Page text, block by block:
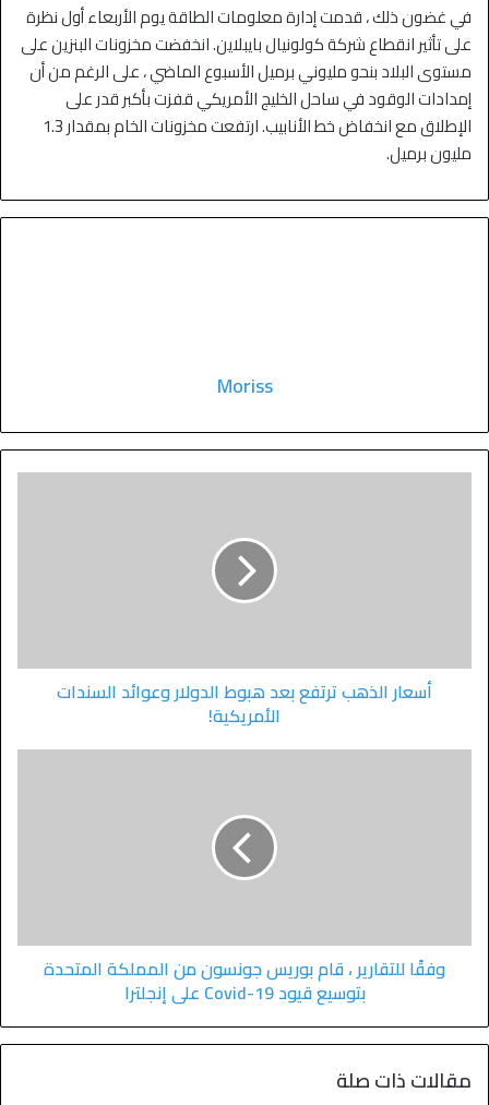
في غضون ذلك ، قدمت إدارة معلومات الطاقة يوم الأربعاء أول نظرة
على تأثير انقطاع شركة كولونيال بايبلاين. انخفضت مخزونات البنزين على
مستوى البلاد بنحو مليوني برميل الأسبوع الماضي ، على الرغم من أن
إمدادات الوقود في ساحل الخليج الأمريكي قفزت بأكبر قدر على
الإطلاق مع انخفاض خط الأنابيب. ارتفعت مخزونات الخام بمقدار 1.3
مليون برميل.
Moriss
أسعار الذهب ترتفع بعد هبوط الدولار وعوائد السندات
الأمريكية!
وفقًا للتقارير ، قام بوريس جونسون من المملكة المتحدة
بتوسيع قيود Covid-19 على إنجلترا
مقالات ذات صلة